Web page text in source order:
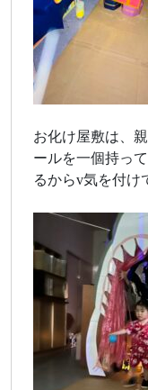
お化け屋敷は、
ールを一個持っ
るからv気を付け